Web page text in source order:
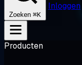
Zoeken ⌘K
Inloggen
Producten